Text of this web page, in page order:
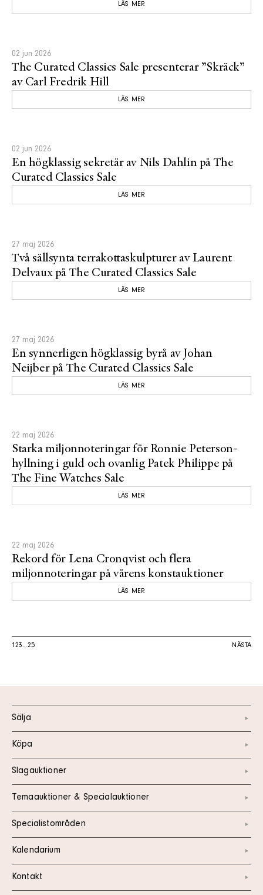
LÄS MER
The Curated Classics Sale presenterar ”Skräck”
av Carl Fredrik Hill
02 jun 2026
LÄS MER
En högklassig sekretär av Nils Dahlin på The
Curated Classics Sale
02 jun 2026
LÄS MER
Två sällsynta terrakottaskulpturer av Laurent
Delvaux på The Curated Classics Sale
27 maj 2026
LÄS MER
En synnerligen högklassig byrå av Johan
Neijber på The Curated Classics Sale
27 maj 2026
LÄS MER
Starka miljonnoteringar för Ronnie Peterson-
hyllning i guld och ovanlig Patek Philippe på
The Fine Watches Sale
22 maj 2026
LÄS MER
Rekord för Lena Cronqvist och flera
miljonnoteringar på vårens konstauktioner
22 maj 2026
LÄS MER
123…25 NÄSTA
Sälja
Köpa
Slagauktioner
Temaauktioner & Specialauktioner
Specialistområden
Kalendarium
Kontakt